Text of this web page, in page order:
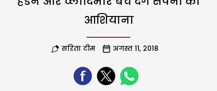
आशियाना
सरिता टीम अगस्त 11, 2018